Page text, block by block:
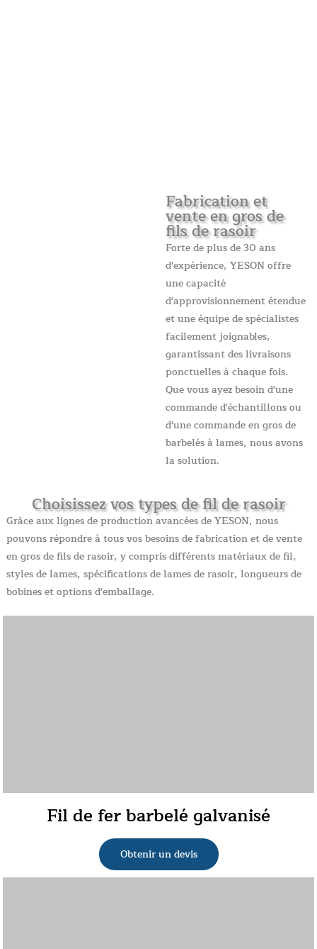
Fabrication et
vente en gros de
fils de rasoir
Forte de plus de 30 ans
d'expérience, YESON offre
une capacité
d'approvisionnement étendue
et une équipe de spécialistes
facilement joignables,
garantissant des livraisons
ponctuelles à chaque fois.
Que vous ayez besoin d'une
commande d'échantillons ou
d'une commande en gros de
barbelés à lames, nous avons
la solution.
Choisissez vos types de fil de rasoir
Grâce aux lignes de production avancées de YESON, nous
pouvons répondre à tous vos besoins de fabrication et de vente
en gros de fils de rasoir, y compris différents matériaux de fil,
styles de lames, spécifications de lames de rasoir, longueurs de
bobines et options d'emballage.
Fil de fer barbelé galvanisé
Obtenir un devis